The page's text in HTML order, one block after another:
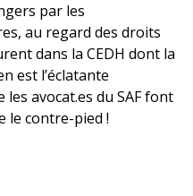
par les
au regard des droits
dans la CEDH dont la
est l’éclatante
avocat.es du SAF font
le contre-pied !